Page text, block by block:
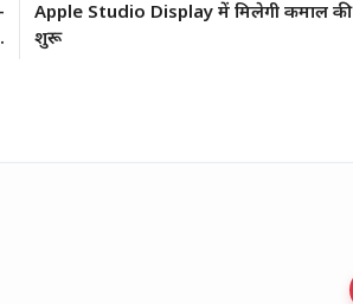
Apple Studio Display में मिलेगी कमाल की
शुरू